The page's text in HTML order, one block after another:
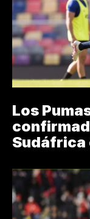
Los
Sudáfrica